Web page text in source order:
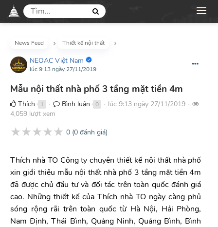
News Feed Thiết kế nội thất
NEOAC Việt Nam
lúc 9:13 ngày 27/11/2019
Mẫu nội thất nhà phố 3 tầng mặt tiền 4m
Thích 1 ● Bình luận 0 ● lúc 9:13 ngày 27/11/2019 ●
4,059 lượt xem
★★★★★ 0 (0 đánh giá)
Thích nhà TO Công ty chuyên thiết kế nội thất nhà phố
xin giới thiệu mẫu nội thất nhà phố 3 tầng mặt tiền 4m
đã được chủ đầu tư và đối tác trên toàn quốc đánh giá
cao. Những thiết kế của Thích nhà TO ngày càng phủ
sóng rộng rãi trên toàn quốc từ Hà Nội, Hải Phòng,
Nam Định, Thái Bình, Quảng Ninh, Quảng Bình, Bình